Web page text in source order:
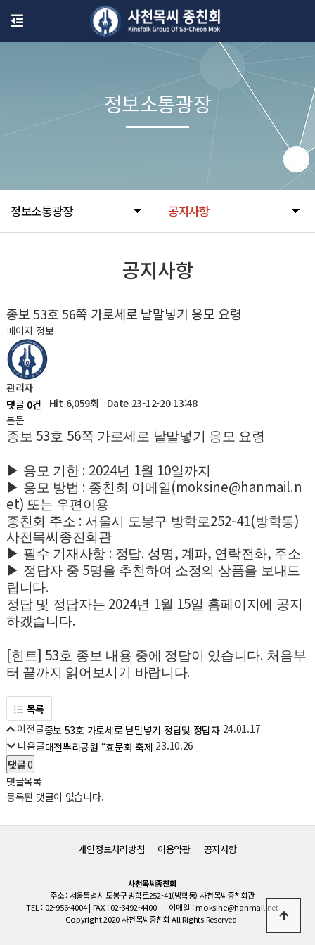
정보소통광장 공지사항
정보소통광장
공지사항
종보 53호 56쪽 가로세로 낱말넣기 응모 요령
페이지 정보
관리자
댓글 0건
Hit 6,059회
Date 23-12-20 13:48
본문
종보 53호 56쪽 가로세로 낱말넣기 응모 요령
▶ 응모 기한 : 2024년 1월 10일까지
▶ 응모 방법 : 종친회 이메일(moksine@hanmail.n
et) 또는 우편이용
종친회 주소 : 서울시 도봉구 방학로252-41(방학동)
사천목씨종친회관
▶ 필수 기재사항 : 정답. 성명, 계파, 연락전화, 주소
▶ 정답자 중 5명을 추천하여 소정의 상품을 보내드
립니다.
정답 및 정답자는 2024년 1월 15일 홈페이지에 공지
하겠습니다.
[힌트] 53호 종보 내용 중에 정답이 있습니다. 처음부
터 끝까지 읽어보시기 바랍니다.
목록
이전글종보 53호 가로세로 낱말넣기 정답및 정답자 24.01.17
다음글대전뿌리공원 “효문화 축제 23.10.26
댓글0
댓글목록
등록된 댓글이 없습니다.
개인정보처리방침 이용약관 공지사항
사천목씨종친회
주소 : 서울특별시 도봉구 방학로252-41(방학동) 사천목씨종친회관
TEL : 02-956-4004 | FAX : 02-3492-4400
이메일 : moksine@hanmail.net
Copyright 2020 사천목씨종친회 All Rights Reserved.